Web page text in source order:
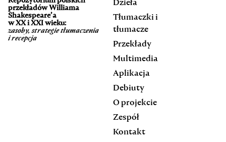
przekładów Williama
Shakespeare’a
w XX i XXI wieku:
zasoby, strategie tłumaczenia
i recepcja
Dzieła
Tłumaczki i
tłumacze
Przekłady
Multimedia
Aplikacja
Debiuty
O projekcie
Zespół
Kontakt